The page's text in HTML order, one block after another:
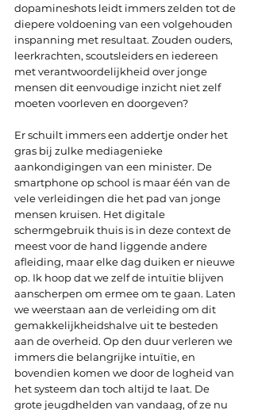
dopamineshots leidt immers zelden tot de
diepere voldoening van een volgehouden
inspanning met resultaat. Zouden ouders,
leerkrachten, scoutsleiders en iedereen
met verantwoordelijkheid over jonge
mensen dit eenvoudige inzicht niet zelf
moeten voorleven en doorgeven?
Er schuilt immers een addertje onder het
gras bij zulke mediagenieke
aankondigingen van een minister. De
smartphone op school is maar één van de
vele verleidingen die het pad van jonge
mensen kruisen. Het digitale
schermgebruik thuis is in deze context de
meest voor de hand liggende andere
afleiding, maar elke dag duiken er nieuwe
op. Ik hoop dat we zelf de intuïtie blijven
aanscherpen om ermee om te gaan. Laten
we weerstaan aan de verleiding om dit
gemakkelijkheidshalve uit te besteden
aan de overheid. Op den duur verleren we
immers die belangrijke intuïtie, en
bovendien komen we door de logheid van
het systeem dan toch altijd te laat. De
grote jeugdhelden van vandaag, of ze nu